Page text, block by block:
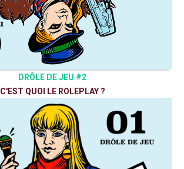
DRÔLE DE JEU #2
C'EST QUOI LE ROLEPLAY ?